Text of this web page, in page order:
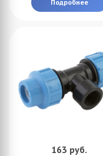
Подробнее
163 руб.